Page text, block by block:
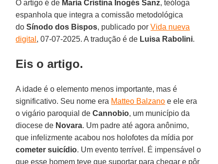
O artigo é de María Cristina Inogés Sanz, teóloga
espanhola que integra a comissão metodológica
doSínodo dos Bispos, publicado porVida nueva
digital , 07-07-2025. A tradução é de Luisa Rabolini.
Eis o artigo.
A idade é o elemento menos importante, mas é
significativo. Seu nome era Matteo Balzano e ele era
o vigário paroquial deCannobio, um município da
diocese de Novara. Um padre até agora anônimo,
que infelizmente acabou nos holofotes da mídia por
cometer suicídio. Um evento terrível. É impensável o
que esse homem teve que suportar para chegar e pôr